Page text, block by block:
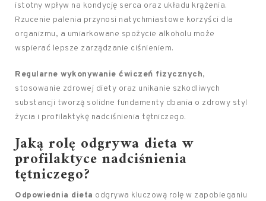
istotny wpływ na kondycję serca oraz układu krążenia.
Rzucenie palenia przynosi natychmiastowe korzyści dla
organizmu, a umiarkowane spożycie alkoholu może
wspierać lepsze zarządzanie ciśnieniem.
Regularne wykonywanie ćwiczeń fizycznych,
stosowanie zdrowej diety oraz unikanie szkodliwych
substancji tworzą solidne fundamenty dbania o zdrowy styl
życia i profilaktykę nadciśnienia tętniczego.
Jaką rolę odgrywa dieta w
profilaktyce nadciśnienia
tętniczego?
Odpowiednia dieta odgrywa kluczową rolę w zapobieganiu